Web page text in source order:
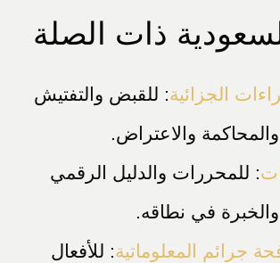
ذات الصلة
الجزائية: للقبض والتفتيش
والاعتراض.
: للمحررات والدليل الرقمي
في نطاقه.
جرائم المعلوماتية: للأفعال